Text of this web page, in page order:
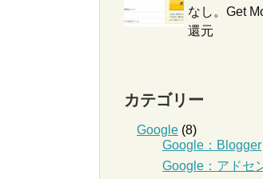
なし。Get
還元
カテゴリー
Google (8)
Google：Blogger
Google：アドセ